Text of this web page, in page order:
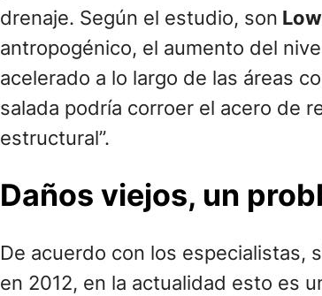
drenaje. Según el estudio, son
antropogénico, el aumento del
acelerado a lo largo de las áreas
salada podría corroer el acero de
estructural”.
Daños viejos, un
De acuerdo con los especialistas,
en 2012, en la actualidad esto es